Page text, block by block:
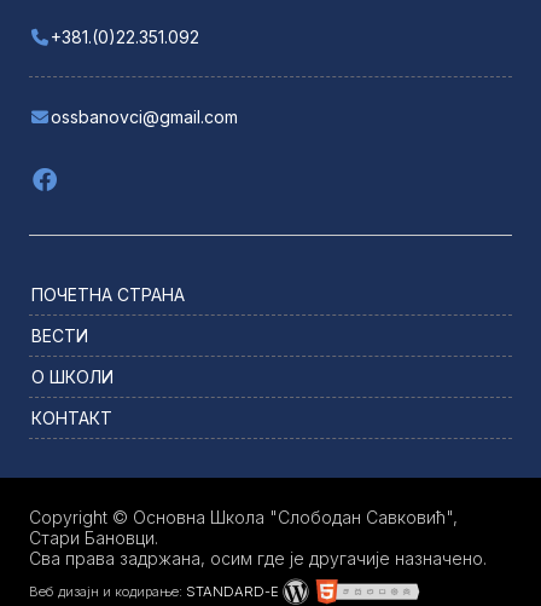
+381.(0)22.351.092
ossbanovci@gmail.com
ПОЧЕТНА СТРАНА
ВЕСТИ
О ШКОЛИ
КОНТАКТ
Copyright © Основна Школа "Слободан Савковић",
Стари Бановци.
Сва права задржана, осим где је другачије назначено.
Веб дизајн и кодирање: STANDARD-E